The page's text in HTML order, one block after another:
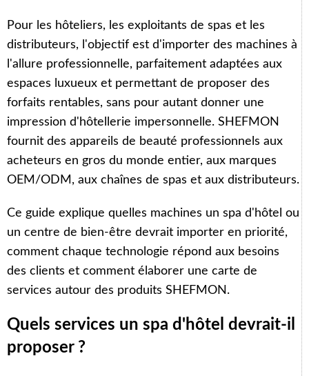
Pour les hôteliers, les exploitants de spas et les
distributeurs, l'objectif est d'importer des machines à
l'allure professionnelle, parfaitement adaptées aux
espaces luxueux et permettant de proposer des
forfaits rentables, sans pour autant donner une
impression d'hôtellerie impersonnelle. SHEFMON
fournit des appareils de beauté professionnels aux
acheteurs en gros du monde entier, aux marques
OEM/ODM, aux chaînes de spas et aux distributeurs.
Ce guide explique quelles machines un spa d'hôtel ou
un centre de bien-être devrait importer en priorité,
comment chaque technologie répond aux besoins
des clients et comment élaborer une carte de
services autour des produits SHEFMON.
Quels services un spa d'hôtel devrait-il
proposer ?